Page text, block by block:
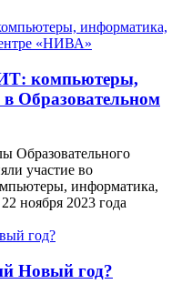
компьютеры,
Образовательном
Образовательного
участие во
информатика,
ноября 2023 года
Новый год?